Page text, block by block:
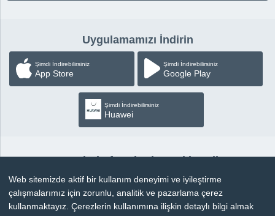
Uygulamamızı İndirin
Şimdi İndirebilirsiniz
App Store
Şimdi İndirebilirsiniz
Google Play
Şimdi İndirebilirsiniz
Huawei
Sosyal Platformlardan Takip Edin
Web sitemizde aktif bir kullanım deneyimi ve iyileştirme
çalışmalarımız için zorunlu, analitik ve pazarlama çerez
kullanmaktayız. Çerezlerin kullanımına ilişkin detaylı bilgi almak